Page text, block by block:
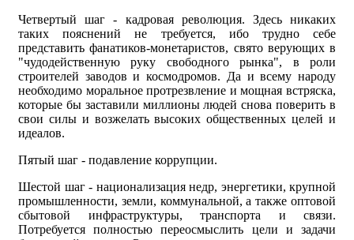
Четвертый шаг - кадровая революция. Здесь никаких
таких пояснений не требуется, ибо трудно себе
представить фанатиков-монетаристов, свято верующих в
"чудодейственную руку свободного рынка", в роли
строителей заводов и космодромов. Да и всему народу
необходимо моральное протрезвление и мощная встряска,
которые бы заставили миллионы людей снова поверить в
свои силы и возжелать высоких общественных целей и
идеалов.
Пятый шаг - подавление коррупции.
Шестой шаг - национализация недр, энергетики, крупной
промышленности, земли, коммунальной, а также оптовой
сбытовой инфраструктуры, транспорта и связи.
Потребуется полностью переосмыслить цели и задачи